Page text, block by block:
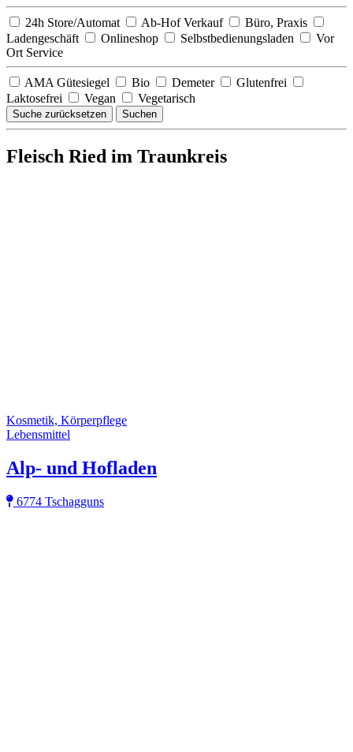
24h Store/Automat Ab-Hof Verkauf
Büro, Praxis
Ladengeschäft
Onlineshop Selbstbedienungsladen
Vor
Ort Service
AMA Gütesiegel Bio Demeter
Glutenfrei
Laktosefrei
Vegan Vegetarisch
Suche zurücksetzen Suchen
Fleisch Ried im Traunkreis
Kosmetik, Körperpflege
Lebensmittel
Alp- und Hofladen
6774 Tschagguns